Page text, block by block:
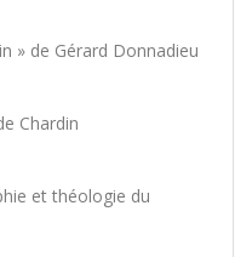
» de Gérard Donnadieu
Chardin
et théologie du